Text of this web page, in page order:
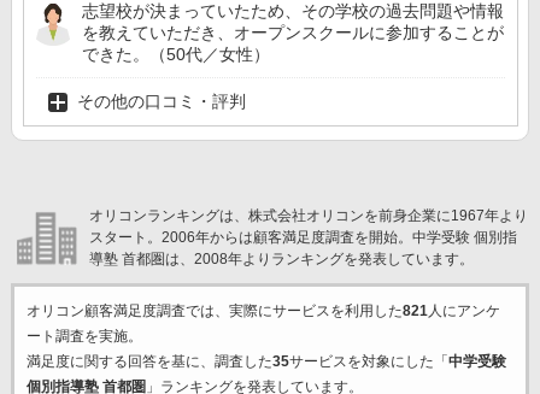
志望校が決まっていたため、その学校の過去問題や情報
を教えていただき、オープンスクールに参加することが
できた。（50代／女性）
その他の口コミ・評判
オリコンランキングは、株式会社オリコンを前身企業に1967年より
スタート。2006年からは顧客満足度調査を開始。中学受験 個別指
導塾 首都圏は、2008年よりランキングを発表しています。
オリコン顧客満足度調査では、実際にサービスを利用した821人にアンケ
ート調査を実施。
満足度に関する回答を基に、調査した35サービスを対象にした「 中学受験
個別指導塾 首都圏 」ランキングを発表しています。